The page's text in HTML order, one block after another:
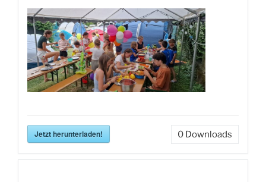
Jetzt herunterladen! 0 Downloads